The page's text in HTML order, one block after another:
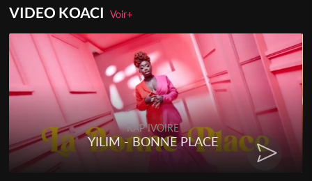
VIDEO KOACIVoir+
RAP IVOIRE
YILIM - BONNE PLACE